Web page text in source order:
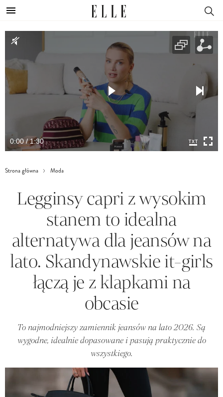
0:00 / 1:30
Strona główna Moda
Legginsy capri z wysokim
stanem to idealna
alternatywa dla jeansów na
lato. Skandynawskie it-girls
łączą je z klapkami na
obcasie
To najmodniejszy zamiennik jeansów na lato 2026. Są
wygodne, idealnie dopasowane i pasują praktycznie do
wszystkiego.